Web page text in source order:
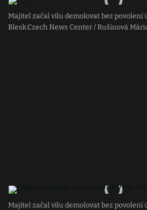
Majitel začal vilu demolovat bez povolení
Blesk:Czech News Center / Rušinová
Majitel začal vilu demolovat bez povolení